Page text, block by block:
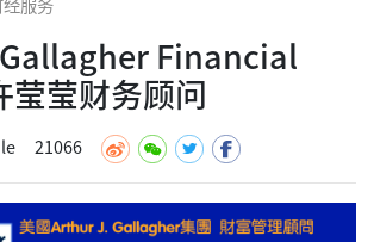
Financial
莹财务顾问
21066